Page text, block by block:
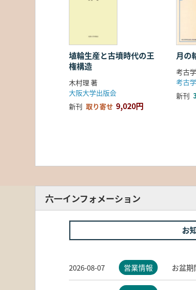
埴輪生産と古墳時代の王
権構造
木村理 著
大阪大学出版会
新刊 取り寄せ 9,020円
月の
考古
考古
新刊
六一インフォメーション
お
2026-08-07 営業情報 お盆期